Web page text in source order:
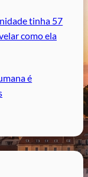
tinha 57
como ela
é